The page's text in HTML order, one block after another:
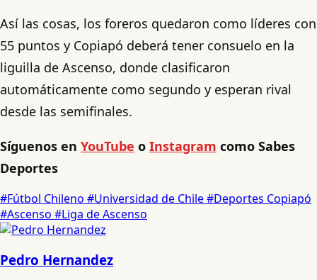
Así las cosas, los foreros quedaron como líderes con
55 puntos y Copiapó deberá tener consuelo en la
liguilla de Ascenso, donde clasificaron
automáticamente como segundo y esperan rival
desde las semifinales.
Síguenos en YouTube o Instagram como Sabes
Deportes
#Fútbol Chileno #Universidad de Chile#Deportes Copiapó
#Ascenso #Liga de Ascenso
Pedro Hernandez